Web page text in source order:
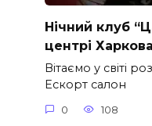
Нічний клуб
центрі Харкова
Вітаємо у світі
Ескорт салон
0 108